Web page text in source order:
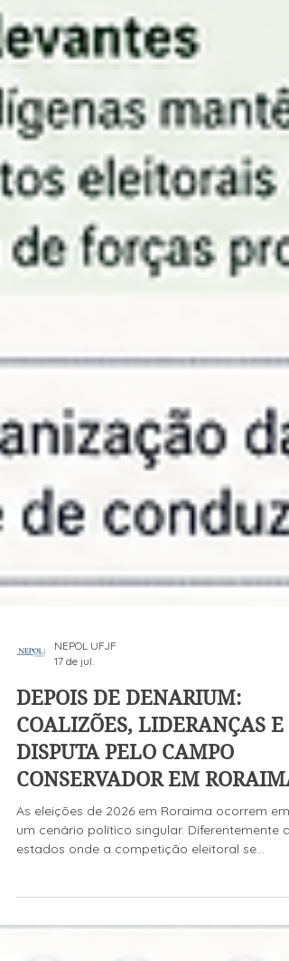
NEPOL UFJF
17 de jul.
COALIZÕES, LIDERANÇAS E
DISPUTA PELO CAMPO
um cenário político singular. Diferentemente de